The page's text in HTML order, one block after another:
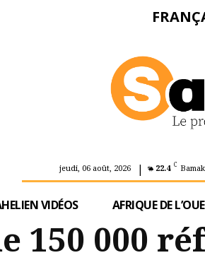
jeudi, 06 août, 2026 | 22.4 C
VIDÉOS AFRIQUE DE
150 000